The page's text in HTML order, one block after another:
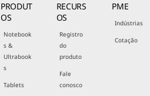
PRODUT
OS
Notebook
s &
Ultrabook
s
Tablets
RECURS
OS
Registro
do
produto
Fale
conosco
PME
Indústrias
Cotação